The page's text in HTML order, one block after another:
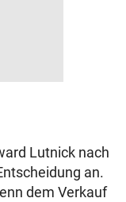
Lutnick nach
an.
dem Verkauf